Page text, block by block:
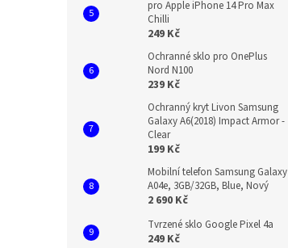
pro Apple iPhone 14 Pro Max
Chilli
249 Kč
Ochranné sklo pro OnePlus
Nord N100
239 Kč
Ochranný kryt Livon Samsung
Galaxy A6(2018) Impact Armor -
Clear
199 Kč
Mobilní telefon Samsung Galaxy
A04e, 3GB/32GB, Blue, Nový
2 690 Kč
Tvrzené sklo Google Pixel 4a
249 Kč